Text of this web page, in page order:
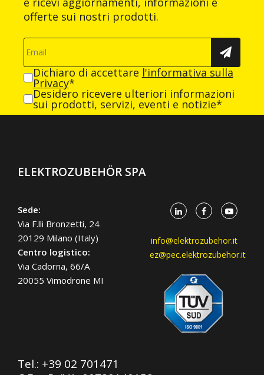
offerte sui nostri prodotti.
Dichiaro di accettare l'informativa sulla
Privacy*
Desidero ricevere ulteriori informazioni
sui prodotti, servizi, eventi e notizie*
ELEKTROZUBEHÖR SPA
Sede:
Via F.lli Bronzetti, 24
20129 Milano (Italy)
Centro logistico:
Via Cadorna, 66/A
20055 Vimodrone MI
info@elektrozubehor.it
ez@pec.elektrozubehor.it
Tel.: +39 02 701471